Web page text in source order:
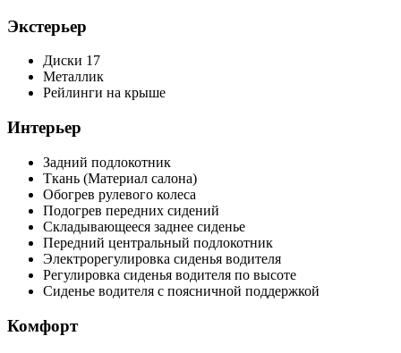
Экстерьер
Диски 17
Металлик
Рейлинги на крыше
Интерьер
Задний подлокотник
Ткань (Материал салона)
Обогрев рулевого колеса
Подогрев передних сидений
Складывающееся заднее сиденье
Передний центральный подлокотник
Электрорегулировка сиденья водителя
Регулировка сиденья водителя по высоте
Сиденье водителя с поясничной поддержкой
Комфорт